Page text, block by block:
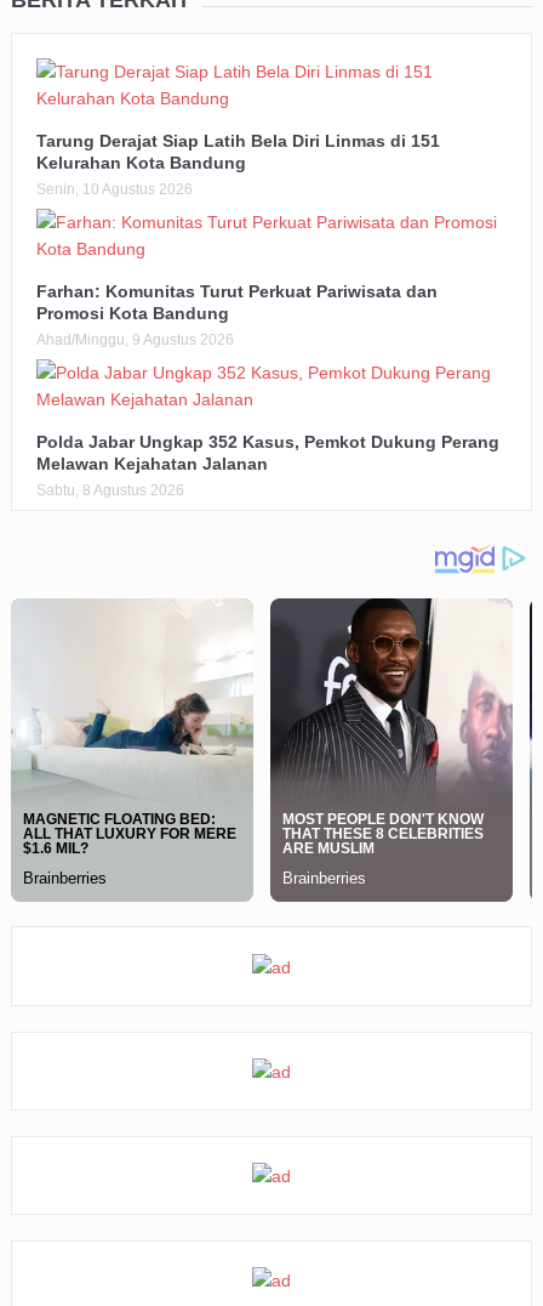
Tarung Derajat Siap Latih Bela Diri Linmas di 151
Kelurahan Kota Bandung
Senin, 10 Agustus 2026
Farhan: Komunitas Turut Perkuat Pariwisata dan
Promosi Kota Bandung
Ahad/Minggu, 9 Agustus 2026
Polda Jabar Ungkap 352 Kasus, Pemkot Dukung Perang
Melawan Kejahatan Jalanan
Sabtu, 8 Agustus 2026